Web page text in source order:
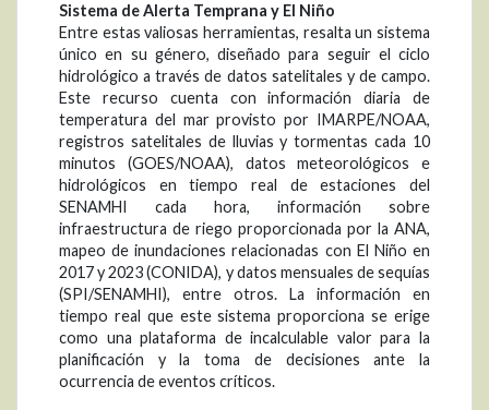
Sistema de Alerta Temprana y El Niño
Entre estas valiosas herramientas, resalta un sistema
único en su género, diseñado para seguir el ciclo
hidrológico a través de datos satelitales y de campo.
Este recurso cuenta con información diaria de
temperatura del mar provisto por IMARPE/NOAA,
registros satelitales de lluvias y tormentas cada 10
minutos (GOES/NOAA), datos meteorológicos e
hidrológicos en tiempo real de estaciones del
SENAMHI cada hora, información sobre
infraestructura de riego proporcionada por la ANA,
mapeo de inundaciones relacionadas con El Niño en
2017 y 2023 (CONIDA), y datos mensuales de sequías
(SPI/SENAMHI), entre otros. La información en
tiempo real que este sistema proporciona se erige
como una plataforma de incalculable valor para la
planificación y la toma de decisiones ante la
ocurrencia de eventos críticos.